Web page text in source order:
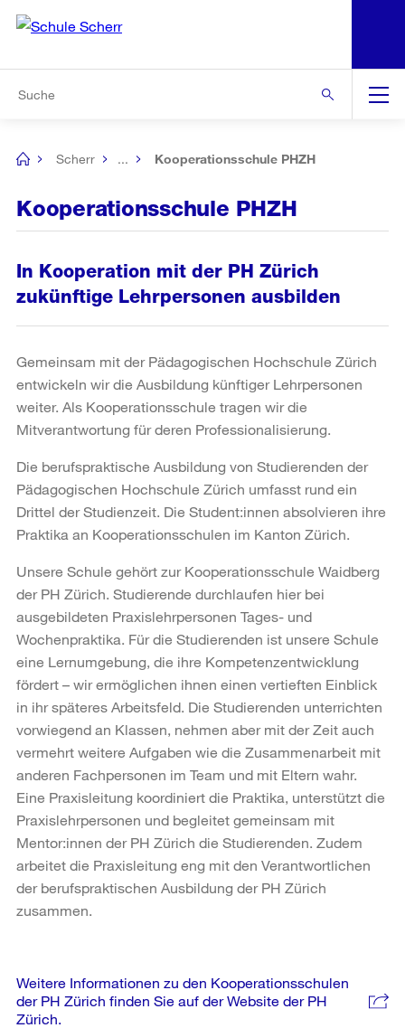
Navigation
[no
Scherr ... Kooperationsschule PHZH
Kooperationsschule PHZH
In Kooperation mit der PH Zürich
zukünftige Lehrpersonen ausbilden
Gemeinsam mit der Pädagogischen Hochschule Zürich
entwickeln wir die Ausbildung künftiger Lehrpersonen
weiter. Als Kooperationsschule tragen wir die
Mitverantwortung für deren Professionalisierung.
Die berufspraktische Ausbildung von Studierenden der
Pädagogischen Hochschule Zürich umfasst rund ein
Drittel der Studienzeit. Die Student:innen absolvieren ihre
Praktika an Kooperationsschulen im Kanton Zürich.
Unsere Schule gehört zur Kooperationsschule Waidberg
der PH Zürich. Studierende durchlaufen hier bei
ausgebildeten Praxislehrpersonen Tages- und
Wochenpraktika. Für die Studierenden ist unsere Schule
eine Lernumgebung, die ihre Kompetenzentwicklung
fördert – wir ermöglichen ihnen einen vertieften Einblick
in ihr späteres Arbeitsfeld. Die Studierenden unterrichten
vorwiegend an Klassen, nehmen aber mit der Zeit auch
vermehrt weitere Aufgaben wie die Zusammenarbeit mit
anderen Fachpersonen im Team und mit Eltern wahr.
Eine Praxisleitung koordiniert die Praktika, unterstützt die
Praxislehrpersonen und begleitet gemeinsam mit
Mentor:innen der PH Zürich die Studierenden. Zudem
arbeitet die Praxisleitung eng mit den Verantwortlichen
der berufspraktischen Ausbildung der PH Zürich
zusammen.
Weitere Informationen zu den Kooperationsschulen
der PH Zürich finden Sie auf der Website der PH
Zürich.